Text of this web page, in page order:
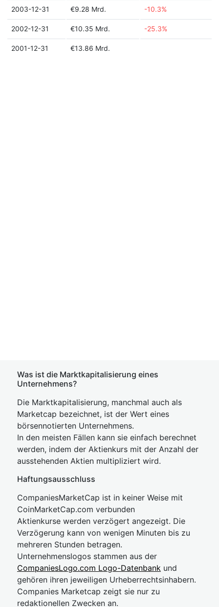
2003-12-31 €9.28 Mrd. -10.3%
2002-12-31 €10.35 Mrd. -25.3%
2001-12-31 €13.86 Mrd.
Was ist die Marktkapitalisierung eines
Unternehmens?
Die Marktkapitalisierung, manchmal auch als
Marketcap bezeichnet, ist der Wert eines
börsennotierten Unternehmens.
In den meisten Fällen kann sie einfach berechnet
werden, indem der Aktienkurs mit der Anzahl der
ausstehenden Aktien multipliziert wird.
Haftungsausschluss
CompaniesMarketCap ist in keiner Weise mit
CoinMarketCap.com verbunden
Aktienkurse werden verzögert angezeigt. Die
Verzögerung kann von wenigen Minuten bis zu
mehreren Stunden betragen.
Unternehmenslogos stammen aus der
CompaniesLogo.com Logo-Datenbank und
gehören ihren jeweiligen Urheberrechtsinhabern.
Companies Marketcap zeigt sie nur zu
redaktionellen Zwecken an.